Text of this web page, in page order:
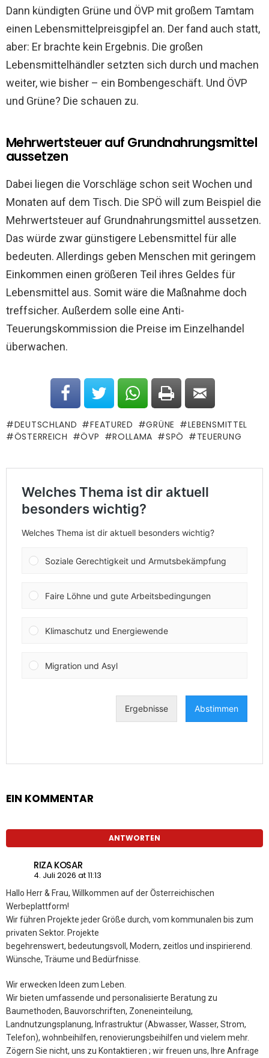
Dann kündigten Grüne und ÖVP mit großem Tamtam
einen Lebensmittelpreisgipfel an. Der fand auch statt,
aber: Er brachte kein Ergebnis. Die großen
Lebensmittelhändler setzten sich durch und machen
weiter, wie bisher – ein Bombengeschäft. Und ÖVP
und Grüne? Die schauen zu.
Mehrwertsteuer auf Grundnahrungsmittel
aussetzen
Dabei liegen die Vorschläge schon seit Wochen und
Monaten auf dem Tisch. Die SPÖ will zum Beispiel die
Mehrwertsteuer auf Grundnahrungsmittel aussetzen.
Das würde zwar günstigere Lebensmittel für alle
bedeuten. Allerdings geben Menschen mit geringem
Einkommen einen größeren Teil ihres Geldes für
Lebensmittel aus. Somit wäre die Maßnahme doch
treffsicher. Außerdem solle eine Anti-
Teuerungskommission die Preise im Einzelhandel
überwachen.
DEUTSCHLAND FEATURED GRÜNE
LEBENSMITTEL
ÖSTERREICH
ÖVP ROLLAMA SPÖ TEUERUNG
EIN KOMMENTAR
ANTWORTEN
RIZA KOSAR
4. Juli 2026 at 11:13
Hallo Herr & Frau, Willkommen auf der Österreichischen
Werbeplattform!
Wir führen Projekte jeder Größe durch, vom kommunalen bis zum
privaten Sektor. Projekte
begehrenswert, bedeutungsvoll, Modern, zeitlos und inspirierend.
Wünsche, Träume und Bedürfnisse.
Wir erwecken Ideen zum Leben.
Wir bieten umfassende und personalisierte Beratung zu
Baumethoden, Bauvorschriften, Zoneneinteilung,
Landnutzungsplanung, Infrastruktur (Abwasser, Wasser, Strom,
Telefon), wohnbeihilfen, renovierungsbeihilfen und vielem mehr.
Zögern Sie nicht, uns zu Kontaktieren ; wir freuen uns, Ihre Anfrage